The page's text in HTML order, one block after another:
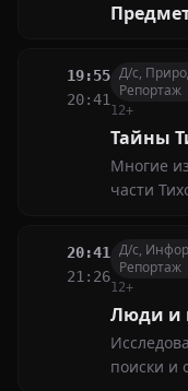
19:55
20:41
Д/с,
Репортаж
12+
Тайны
Многие
части
20:41
21:26
Д/с,
Репортаж
12+
Люди и
поиски и